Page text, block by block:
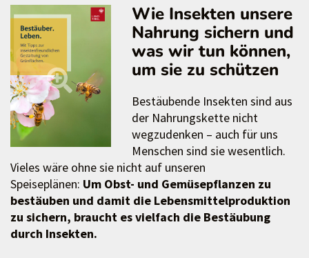
Wie Insekten unsere
Nahrung sichern und
was wir tun können,
um sie zu schützen
Bestäubende Insekten sind aus
der Nahrungskette nicht
wegzudenken – auch für uns
Menschen sind sie wesentlich.
Vieles wäre ohne sie nicht auf unseren
Speiseplänen: Um Obst- und Gemüsepflanzen zu
bestäuben und damit die Lebensmittelproduktion
zu sichern, braucht es vielfach die Bestäubung
durch Insekten.